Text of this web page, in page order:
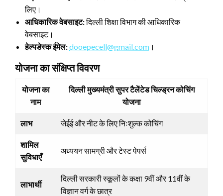
लिए।
आधिकारिक वेबसाइट:दिल्ली शिक्षा विभाग की आधिकारिक
वेबसाइट।
हेल्पडेस्क ईमेल:dooepecell@gmail.com ।
योजना का संक्षिप्त विवरण
योजना का
नाम
दिल्ली मुख्यमंत्री सुपर टैलेंटेड चिल्ड्रन कोचिंग
योजना
लाभ जेईई और नीट के लिए निःशुल्क कोचिंग
शामिल
सुविधाएँ
अध्ययन सामग्री और टेस्ट पेपर्स
लाभार्थी
दिल्ली सरकारी स्कूलों के कक्षा 9वीं और 11वीं के
विज्ञान वर्ग के छात्र